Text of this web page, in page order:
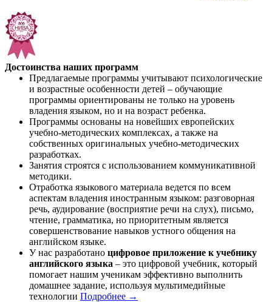
Достоинства наших программ
Предлагаемые программы учитывают психологические
и возрастные особенности детей – обучающие
программы ориентированы не только на уровень
владения языком, но и на возраст ребенка.
Программы основаны на новейших европейских
учебно-методических комплексах, а также на
собственных оригинальных учебно-методических
разработках.
Занятия строятся с использованием коммуникативной
методики.
Отработка языкового материала ведется по всем
аспектам владения иностранным языком: разговорная
речь, аудирование (восприятие речи на слух), письмо,
чтение, грамматика, но приоритетным является
совершенствование навыков устного общения на
английском языке.
У нас разработано цифровое приложение к учебнику
английского языка – это цифровой учебник, который
помогает нашим ученикам эффективно выполнить
домашнее задание, используя мультимедийные
технологии Подробнее →